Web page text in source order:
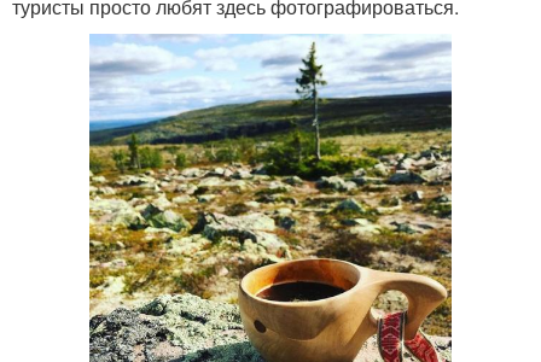
туристы просто любят здесь фотографироваться.